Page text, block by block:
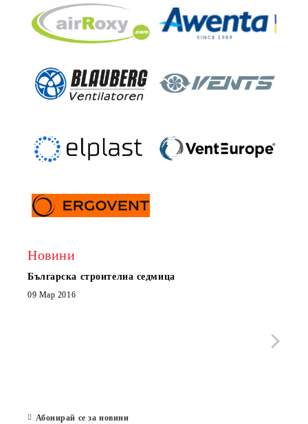
Новини
Българска строителна седмица
09 Мар 2016
Абонирай се за новини